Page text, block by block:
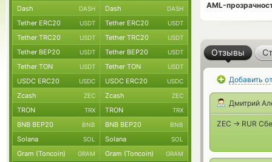
AML-
Отзывы
Добавить
Дмитрий
ZEC -> RUR
Dash DASH Dash DASH
Tether ERC20 USDT Tether ERC20 USDT
Tether TRC20 USDT Tether TRC20 USDT
Tether BEP20 USDT Tether BEP20 USDT
Tether TON USDT Tether TON USDT
USDC ERC20 USDC USDC ERC20 USDC
Zcash ZEC Zcash ZEC
TRON TRX TRON TRX
BNB BEP20 BNB BNB BEP20 BNB
Solana SOL Solana SOL
Gram (Toncoin) GRAM Gram (Toncoin) GRAM